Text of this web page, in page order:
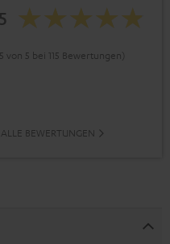
von 5 bei 115 Bewertungen)
ALLE BEWERTUNGEN